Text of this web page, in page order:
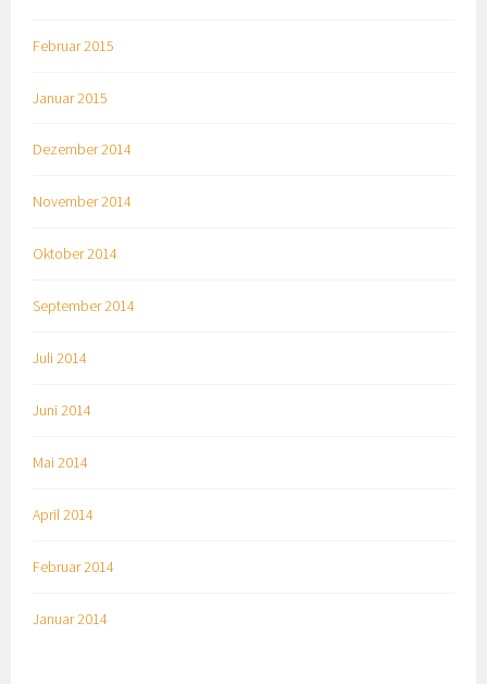
Februar 2015
Januar 2015
Dezember 2014
November 2014
Oktober 2014
September 2014
Juli 2014
Juni 2014
Mai 2014
April 2014
Februar 2014
Januar 2014